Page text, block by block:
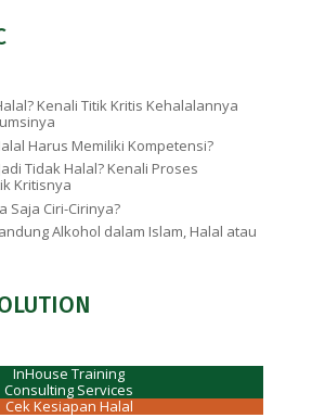
Kenali Titik Kritis Kehalalannya
Harus Memiliki Kompetensi?
Tidak Halal? Kenali Proses
Kritisnya
Saja Ciri-Cirinya?
Alkohol dalam Islam, Halal atau
InHouse Training
Consulting Services
Cek Kesiapan Halal